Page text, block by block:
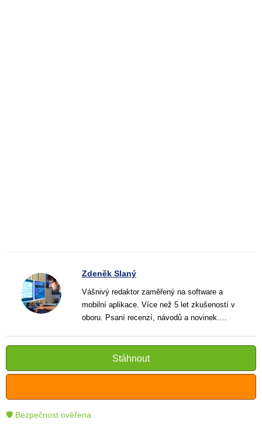
Zdeněk Slaný
Vášnivý redaktor zaměřený na software a
mobilní aplikace. Více než 5 let zkušeností v
oboru. Psaní recenzí, návodů a novinek.
pomáhají čtenářům lépe porozumět a využít
moderní technologie.
Stáhnout
🛡 Bezpečnost ověřena